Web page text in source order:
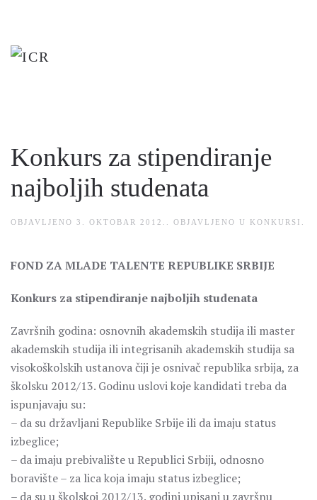
to
Konkurs za stipendiranje
najboljih studenata
OBJAVLJENO 3. OKTOBAR 2012. . OBJAVLJENO U KONKURSI
FOND ZA MLADE TALENTE REPUBLIKE SRBIJE
Konkurs za stipendiranje najboljih studenata
Završnih godina: osnovnih akademskih studija ili master
akademskih studija ili integrisanih akademskih studija sa
visokoškolskih ustanova čiji je osnivač republika srbija, za
školsku 2012/13. Godinu uslovi koje kandidati treba da
ispunjavaju su:
– da su državljani Republike Srbije ili da imaju status
izbeglice;
– da imaju prebivalište u Republici Srbiji, odnosno
boravište – za lica koja imaju status izbeglice;
– da su u školskoj 2012/13. godini upisani u završnu